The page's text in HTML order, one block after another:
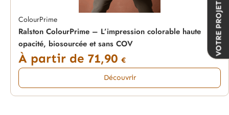
VOTRE PROJET
ColourPrime
Ralston ColourPrime – L’impression colorable haute
opacité, biosourcée et sans COV
À partir de 71,90 €
Découvrir